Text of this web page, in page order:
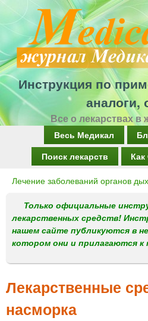
Перейти
к
основному
содержанию
Инструкция по
аналоги,
Все о лекарствах в
о
е
м
е
н
Весь Медикал
Поиск лекарств
Как
Вы
здесь
Лечение заболеваний органов
Только официальные
лекарственных средств!
нашем сайте публикуются в
котором они и прилагаются к
Лекарственные
насморка